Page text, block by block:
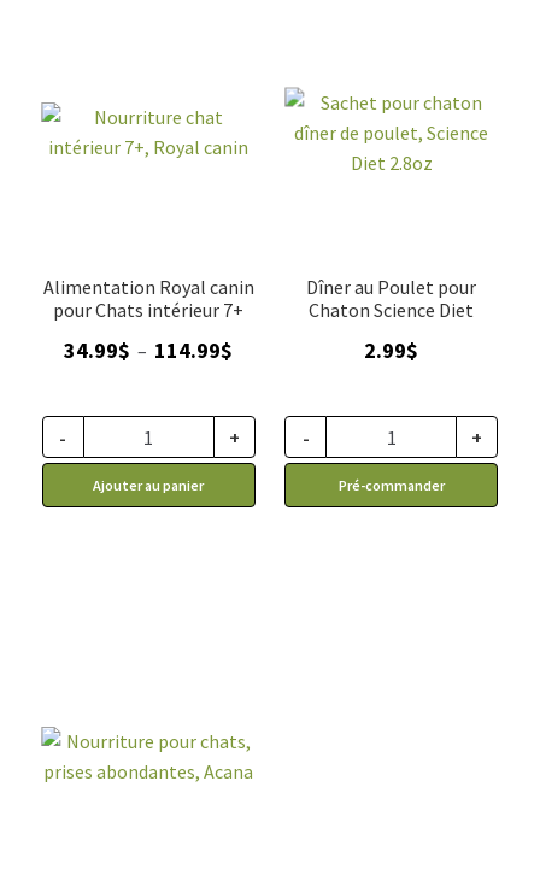
Alimentation Royal canin
pour Chats intérieur 7+
34.99$ – 114.99$
34.99$
à
- +
Ajouter au panier
Dîner au Poulet pour
Chaton Science Diet
2.99$
- +
Pré-commander